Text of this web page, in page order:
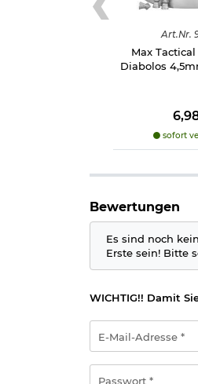
Art.Nr.
Max
Diabolos
sofort
Bewertungen
Es sind noch
Erste sein! Bitte
WICHTIG!! Damit
Mail-
Adresse
*